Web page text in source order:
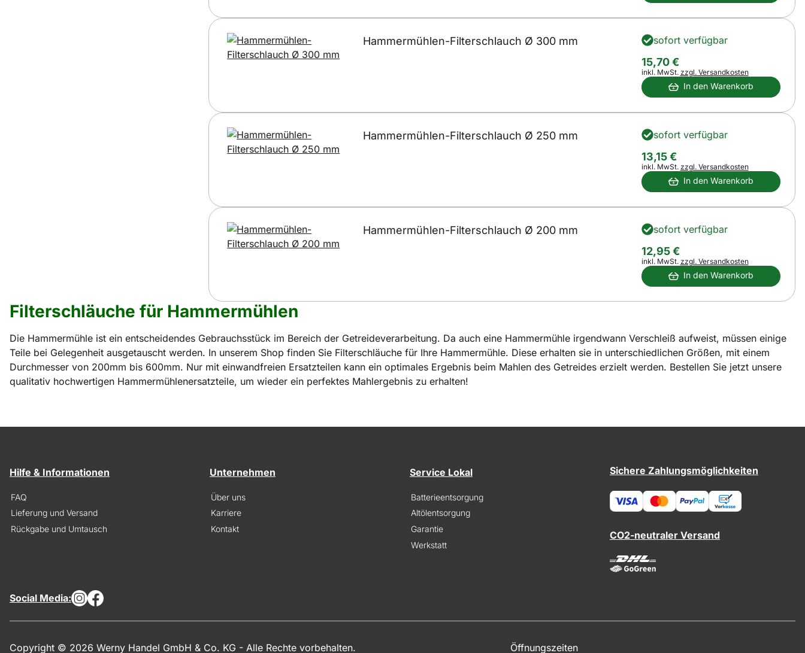
Hammermühlen-Filterschlauch Ø 300 mm sofort verfügbar
15,70€
Steuerhinweis:
inkl. MwSt. zzgl. Versandkosten
In den Warenkorb
Hammermühlen-Filterschlauch Ø 250 mm sofort verfügbar
13,15€
Steuerhinweis:
inkl. MwSt. zzgl. Versandkosten
In den Warenkorb
Hammermühlen-Filterschlauch Ø 200 mm sofort verfügbar
12,95€
Steuerhinweis:
inkl. MwSt. zzgl. Versandkosten
In den Warenkorb
Filterschläuche für Hammermühlen
Die Hammermühle ist ein entscheidendes Gebrauchsstück im Bereich der Getreideverarbeitung. Da auch eine Hammermühle irgendwann Verschleiß aufweist, müssen einige
Teile bei Gelegenheit ausgetauscht werden. In unserem Shop finden Sie Filterschläuche für Ihre Hammermühle. Diese erhalten sie in unterschiedlichen Größen, mit einem
Durchmesser von 200mm bis 600mm. Nur mit einwandfreien Ersatzteilen kann ein optimales Ergebnis beim Mahlen des Getreides erzielt werden. Bestellen Sie jetzt unsere
qualitativ hochwertigen Hammermühlenersatzteile, um wieder ein perfektes Mahlergebnis zu erhalten!
Hilfe & Informationen
FAQ
Lieferung und Versand
Rückgabe und Umtausch
Unternehmen
Über uns
Karriere
Kontakt
Service Lokal
Batterieentsorgung
Altölentsorgung
Garantie
Werkstatt
Sichere Zahlungsmöglichkeiten
CO2-neutraler Versand
Social Media:
Copyright © 2026 Werny Handel GmbH & Co. KG - Alle Rechte vorbehalten. Öffnungszeiten